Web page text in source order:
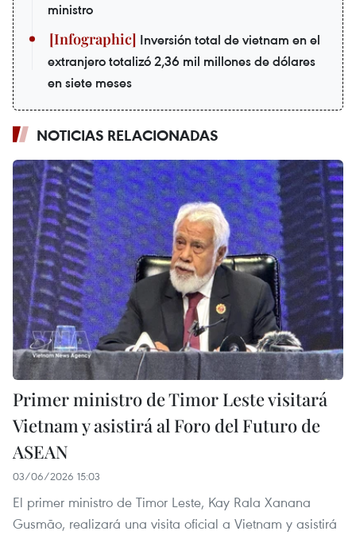
ministro
Inversión total de vietnam en el
extranjero totalizó 2,36 mil millones de dólares
en siete meses
NOTICIAS RELACIONADAS
Primer ministro de Timor Leste visitará
Vietnam y asistirá al Foro del Futuro de
ASEAN
03/06/2026 15:03
El primer ministro de Timor Leste, Kay Rala Xanana
Gusmão, realizará una visita oficial a Vietnam y asistirá